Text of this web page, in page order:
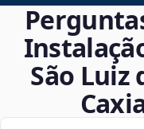
São Luiz